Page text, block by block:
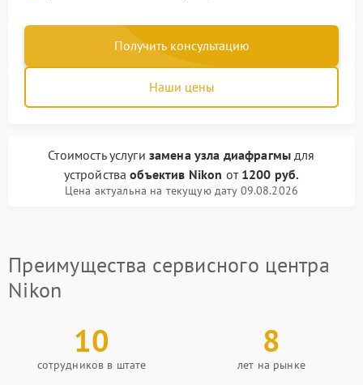
Получить консультацию
Наши цены
Стоимость услуги замена узла диафрагмы для
устройстваобъектив Nikon от 1200 руб.
Цена актуальна на текущую дату 09.08.2026
Преимущества сервисного центра
Nikon
10
сотрудников в штате
8
лет на рынке